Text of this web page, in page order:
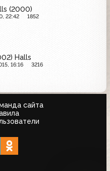
(2000)
22:42 1852
Halls
16:16 3216
сайта